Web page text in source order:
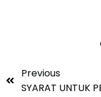
Previous
SYARAT UNTUK